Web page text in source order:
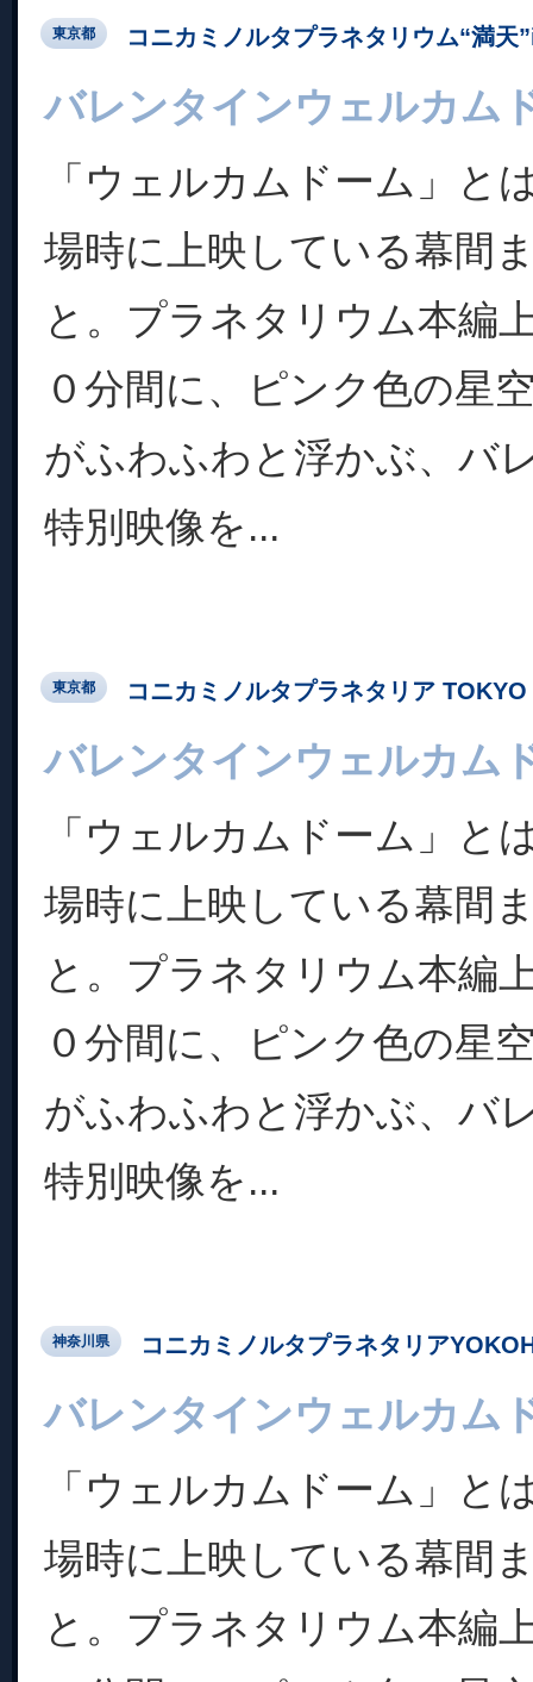
東京都 コニカミノルタプラネタリウム“満
バレンタインウェルカム
「ウェルカムドーム」と
場時に上映している幕間
と。プラネタリウム本編
０分間に、ピンク色の星
がふわふわと浮かぶ、バ
特別映像を...
東京都 コニカミノルタプラネタリア TOKYO
バレンタインウェルカム
「ウェルカムドーム」と
場時に上映している幕間
と。プラネタリウム本編
０分間に、ピンク色の星
がふわふわと浮かぶ、バ
特別映像を...
神奈川県 コニカミノルタプラネタリア
バレンタインウェルカム
「ウェルカムドーム」と
場時に上映している幕間
と。プラネタリウム本編